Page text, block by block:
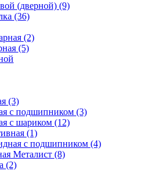
(дверной) (9)
(36)
(2)
(5)
(3)
с подшипником (3)
с шариком (12)
(1)
с подшипником (4)
Металист (8)
(2)